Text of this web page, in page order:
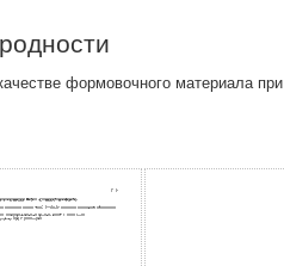
формовочного материала при